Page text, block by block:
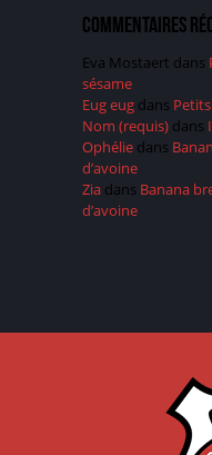
Commentaires
Eva Mostaert dans
sésame
Eug eug dans
Nom (requis) dans
Ophélie dans
d’avoine
Zia dans Banana
d’avoine